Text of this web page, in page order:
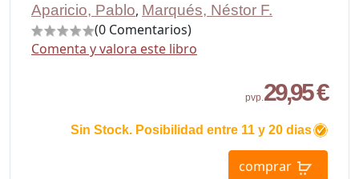
Aparicio, Pablo, Marqués, Néstor F.
(0 Comentarios)
Comenta y valora este libro
pvp. 29,95 €
Sin Stock. Posibilidad entre 11 y 20 dias
comprar